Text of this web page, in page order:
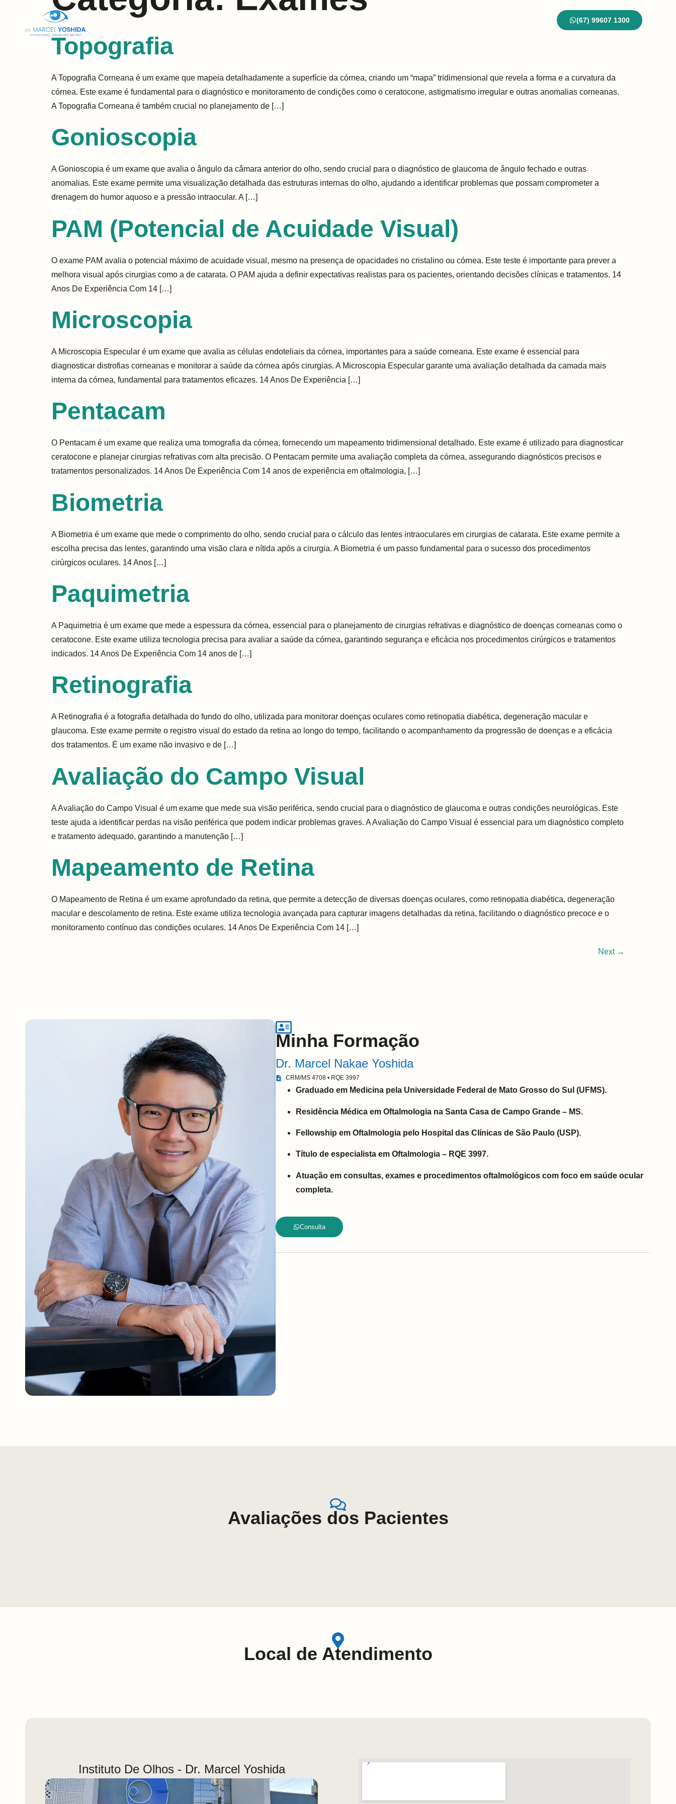
(67) 99607 1300
Topografia
A Topografia Corneana é um exame que mapeia detalhadamente a superfície da córnea, criando um “mapa” tridimensional que revela a forma e a curvatura da
córnea. Este exame é fundamental para o diagnóstico e monitoramento de condições como o ceratocone, astigmatismo irregular e outras anomalias corneanas.
A Topografia Corneana é também crucial no planejamento de […]
Gonioscopia
A Gonioscopia é um exame que avalia o ângulo da câmara anterior do olho, sendo crucial para o diagnóstico de glaucoma de ângulo fechado e outras
anomalias. Este exame permite uma visualização detalhada das estruturas internas do olho, ajudando a identificar problemas que possam comprometer a
drenagem do humor aquoso e a pressão intraocular. A […]
PAM (Potencial de Acuidade Visual)
O exame PAM avalia o potencial máximo de acuidade visual, mesmo na presença de opacidades no cristalino ou córnea. Este teste é importante para prever a
melhora visual após cirurgias como a de catarata. O PAM ajuda a definir expectativas realistas para os pacientes, orientando decisões clínicas e tratamentos. 14
Anos De Experiência Com 14 […]
Microscopia
A Microscopia Especular é um exame que avalia as células endoteliais da córnea, importantes para a saúde corneana. Este exame é essencial para
diagnosticar distrofias corneanas e monitorar a saúde da córnea após cirurgias. A Microscopia Especular garante uma avaliação detalhada da camada mais
interna da córnea, fundamental para tratamentos eficazes. 14 Anos De Experiência […]
Pentacam
O Pentacam é um exame que realiza uma tomografia da córnea, fornecendo um mapeamento tridimensional detalhado. Este exame é utilizado para diagnosticar
ceratocone e planejar cirurgias refrativas com alta precisão. O Pentacam permite uma avaliação completa da córnea, assegurando diagnósticos precisos e
tratamentos personalizados. 14 Anos De Experiência Com 14 anos de experiência em oftalmologia, […]
Biometria
A Biometria é um exame que mede o comprimento do olho, sendo crucial para o cálculo das lentes intraoculares em cirurgias de catarata. Este exame permite a
escolha precisa das lentes, garantindo uma visão clara e nítida após a cirurgia. A Biometria é um passo fundamental para o sucesso dos procedimentos
cirúrgicos oculares. 14 Anos […]
Paquimetria
A Paquimetria é um exame que mede a espessura da córnea, essencial para o planejamento de cirurgias refrativas e diagnóstico de doenças corneanas como o
ceratocone. Este exame utiliza tecnologia precisa para avaliar a saúde da córnea, garantindo segurança e eficácia nos procedimentos cirúrgicos e tratamentos
indicados. 14 Anos De Experiência Com 14 anos de […]
Retinografia
A Retinografia é a fotografia detalhada do fundo do olho, utilizada para monitorar doenças oculares como retinopatia diabética, degeneração macular e
glaucoma. Este exame permite o registro visual do estado da retina ao longo do tempo, facilitando o acompanhamento da progressão de doenças e a eficácia
dos tratamentos. É um exame não invasivo e de […]
Avaliação do Campo Visual
A Avaliação do Campo Visual é um exame que mede sua visão periférica, sendo crucial para o diagnóstico de glaucoma e outras condições neurológicas. Este
teste ajuda a identificar perdas na visão periférica que podem indicar problemas graves. A Avaliação do Campo Visual é essencial para um diagnóstico completo
e tratamento adequado, garantindo a manutenção […]
Mapeamento de Retina
O Mapeamento de Retina é um exame aprofundado da retina, que permite a detecção de diversas doenças oculares, como retinopatia diabética, degeneração
macular e descolamento de retina. Este exame utiliza tecnologia avançada para capturar imagens detalhadas da retina, facilitando o diagnóstico precoce e o
monitoramento contínuo das condições oculares. 14 Anos De Experiência Com 14 […]
Next →
Minha Formação
Dr. Marcel Nakae Yoshida
CRM/MS 4708 • RQE 3997
Graduado em Medicina pela Universidade Federal de Mato Grosso do Sul (UFMS).
Residência Médica em Oftalmologia na Santa Casa de Campo Grande – MS.
Fellowship em Oftalmologia pelo Hospital das Clínicas de São Paulo (USP).
Título de especialista em Oftalmologia – RQE 3997.
Atuação em consultas, exames e procedimentos oftalmológicos com foco em saúde ocular
completa.
Consulta
Avaliações dos Pacientes
Local de Atendimento
Instituto De Olhos - Dr. Marcel Yoshida